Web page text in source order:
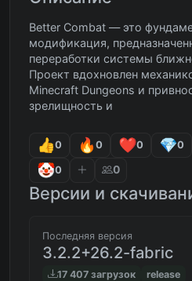
Better Combat — это
модификация,
переработки системы
Проект вдохновлен
Minecraft Dungeons и
зрелищность и
0 0 0 0
0 0
Версии и
Последняя версия
3.2.2+26.2-fabric
17 407 загрузок
release